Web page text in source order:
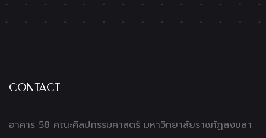
CONTACT
อาคาร 58 คณะศิลปกรรมศาสตร์ มหาวิทยาลัยราชภัฏสงขลา